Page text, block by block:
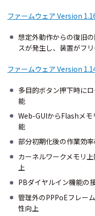
ファームウェア Version
想定外動作からの復旧
スが発生し、装置がフ
ファームウェア Version
多目的ボタン押下時に
能
Web-GUIからFlashメ
能
部分初期化後の作業効
カーネルワークメモリ
上
PBダイヤルイン機能の
管理外のPPPoEフレー
性向上